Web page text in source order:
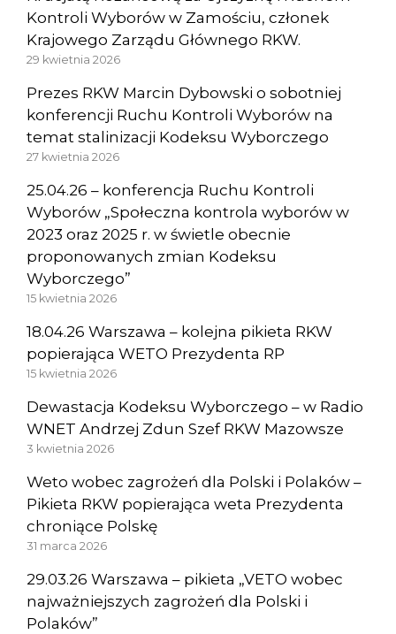
Kontroli Wyborów w Zamościu, członek
Krajowego Zarządu Głównego RKW.
29 kwietnia 2026
Prezes RKW Marcin Dybowski o sobotniej
konferencji Ruchu Kontroli Wyborów na
temat stalinizacji Kodeksu Wyborczego
27 kwietnia 2026
25.04.26 – konferencja Ruchu Kontroli
Wyborów „Społeczna kontrola wyborów w
2023 oraz 2025 r. w świetle obecnie
proponowanych zmian Kodeksu
Wyborczego”
15 kwietnia 2026
18.04.26 Warszawa – kolejna pikieta RKW
popierająca WETO Prezydenta RP
15 kwietnia 2026
Dewastacja Kodeksu Wyborczego – w Radio
WNET Andrzej Zdun Szef RKW Mazowsze
3 kwietnia 2026
Weto wobec zagrożeń dla Polski i Polaków –
Pikieta RKW popierająca weta Prezydenta
chroniące Polskę
31 marca 2026
29.03.26 Warszawa – pikieta „VETO wobec
najważniejszych zagrożeń dla Polski i
Polaków”